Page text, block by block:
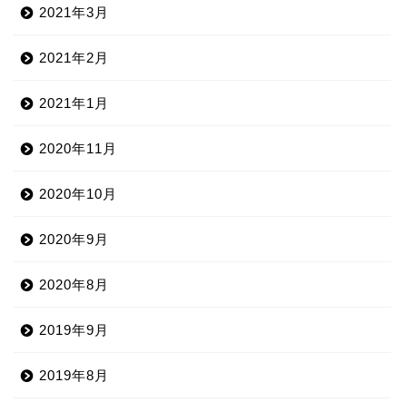
2021年3月
2021年2月
2021年1月
2020年11月
2020年10月
2020年9月
2020年8月
2019年9月
2019年8月